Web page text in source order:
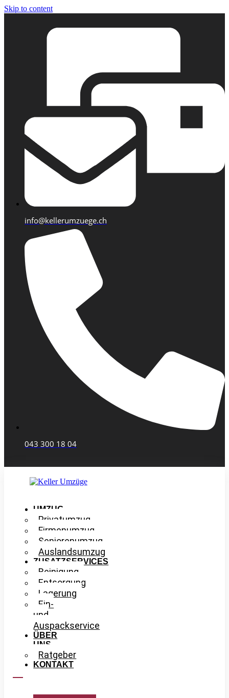
Skip to content
info@kellerumzuege.ch
043 300 18 04
UMZUG
Privatumzug
Firmenumzug
Seniorenumzug
Auslandsumzug
ZUSATZSERVICES
Reinigung
Entsorgung
Lagerung
Ein-
und
Auspackservice
ÜBER
UNS
Ratgeber
KONTAKT